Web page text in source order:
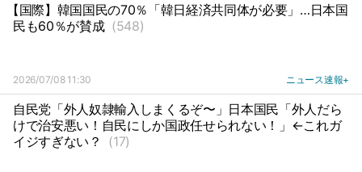
【国際】韓国国民の70％「韓日経済共同体が必要」…日本国
民も60％が賛成 (548)
2026/07/08 11:30 ニュース速報+
自民党「外人奴隷輸入しまくるぞ〜」日本国民「外人だら
けで治安悪い！自民にしか国政任せられない！」←これガ
イジすぎない？
(17)